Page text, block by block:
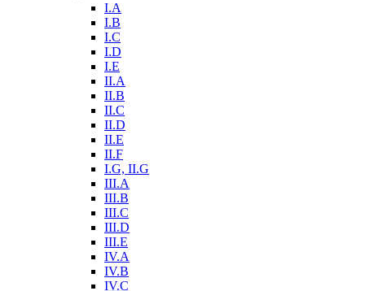
I.A
I.B
I.C
I.D
I.E
II.A
II.B
II.C
II.D
II.E
II.F
I.G, II.G
III.A
III.B
III.C
III.D
III.E
IV.A
IV.B
IV.C